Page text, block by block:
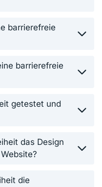
barrierefreie
barrierefreie
getestet und
das Design
die